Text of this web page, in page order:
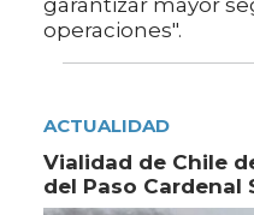
garantizar mayor
operaciones".
ACTUALIDAD
Vialidad de Chile
del Paso Cardenal